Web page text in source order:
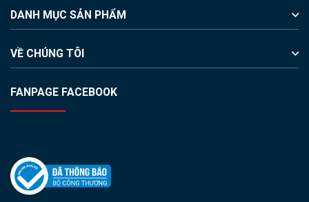
DANH MỤC SẢN PHẨM
VỀ CHÚNG TÔI
FANPAGE FACEBOOK